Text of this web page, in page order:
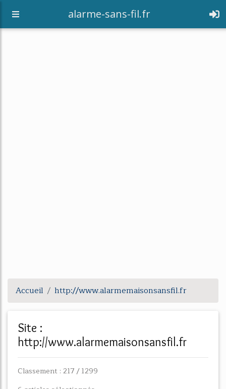
alarme-sans-fil.fr
Accueil http://www.alarmemaisonsansfil.fr
Site :
http://www.alarmemaisonsansfil.fr
Classement : 217 / 1299